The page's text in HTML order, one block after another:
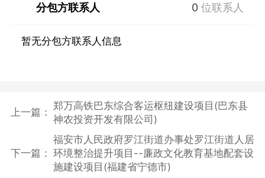
分包方联系人 0 位联系人
暂无分包方联系人信息
上一篇：
郑万高铁巴东综合客运枢纽建设项目(巴东县
神农投资开发有限公司)
下一篇：
福安市人民政府罗江街道办事处罗江街道人居
环境整治提升项目--廉政文化教育基地配套设
施建设项目(福建省宁德市)